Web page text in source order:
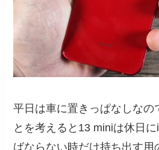
平日は車に置きっぱなしなの
とを考えると13 miniは休日
ばならない時だけ持ち出す用